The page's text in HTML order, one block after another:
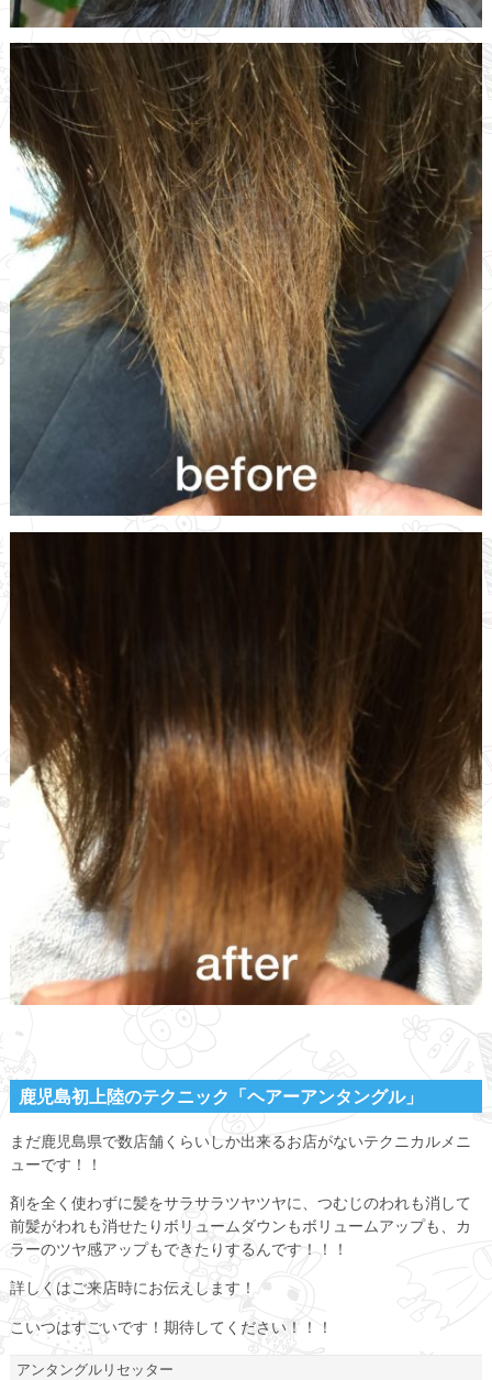
鹿児島初上陸のテクニック「ヘアーアンタングル」
まだ鹿児島県で数店舗くらいしか出来るお店がないテクニカルメニ
ューです！！
剤を全く使わずに髪をサラサラツヤツヤに、つむじのわれも消して
前髪がわれも消せたりボリュームダウンもボリュームアップも、カ
ラーのツヤ感アップもできたりするんです！！！
詳しくはご来店時にお伝えします！
こいつはすごいです！期待してください！！！
アンタングルリセッター